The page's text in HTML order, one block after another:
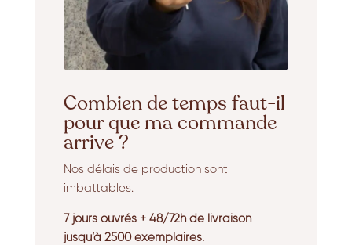
Combien de temps faut-il
pour que ma commande
arrive ?
Nos délais de production sont
imbattables.
7 jours ouvrés + 48/72h de livraison
jusqu’à 2500 exemplaires.